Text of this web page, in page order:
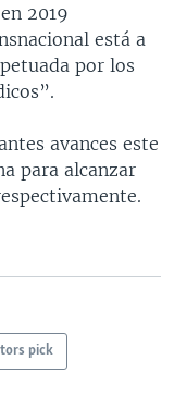
2019
está a
por los
avances este
para alcanzar
pick